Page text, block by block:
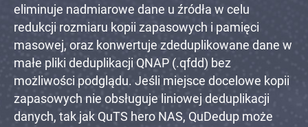
eliminuje nadmiarowe dane u źródła w celu
redukcji rozmiaru kopii zapasowych i pamięci
masowej, oraz konwertuje zdeduplikowane dane w
małe pliki deduplikacji QNAP (.qfdd) bez
możliwości podglądu. Jeśli miejsce docelowe kopii
zapasowych nie obsługuje liniowej deduplikacji
danych, tak jak QuTS hero NAS, QuDedup może